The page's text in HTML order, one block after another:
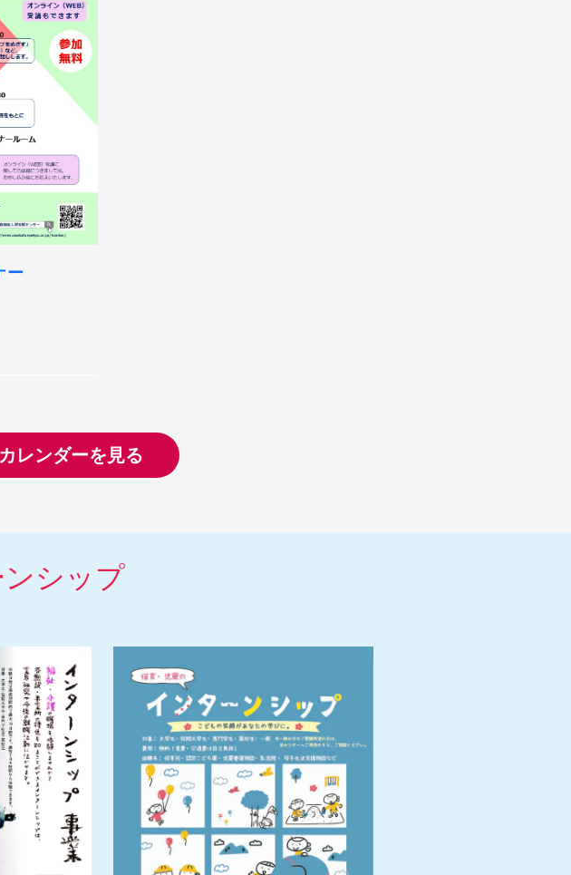
ー
カレンダーを見る
シップ